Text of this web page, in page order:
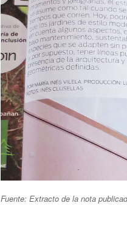
Fuente: Extracto de la nota